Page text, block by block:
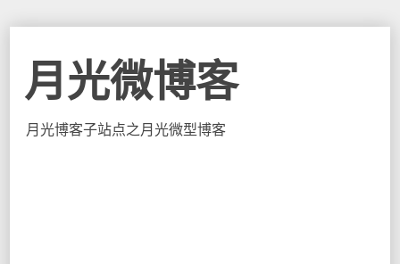
月光微博客
月光博客子站点之月光微型博客